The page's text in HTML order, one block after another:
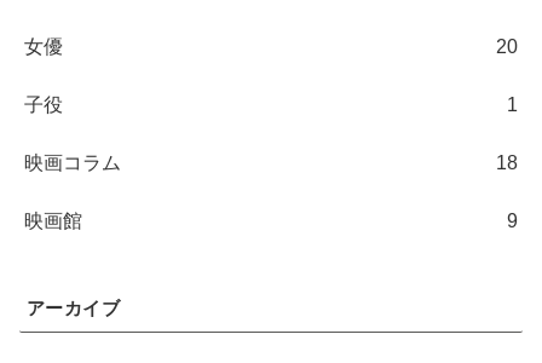
女優 20
子役 1
映画コラム 18
映画館 9
アーカイブ